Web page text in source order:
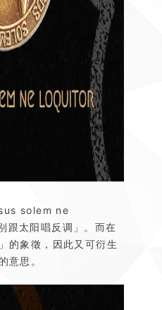
solem ne
跟太阳唱反调」。而在
的象徵，因此又可衍生
意思。